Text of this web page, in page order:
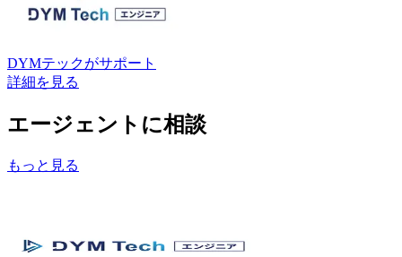
DYMテックがサポート
詳細を見る
エージェントに相談
もっと見る